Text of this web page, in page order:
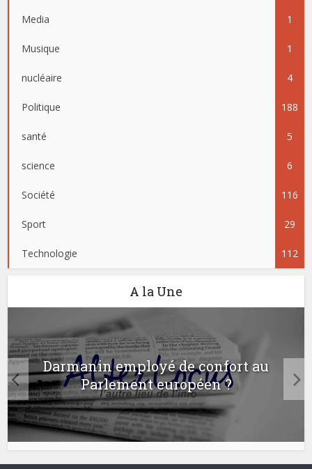
Media 1
Musique 1
nucléaire 4
Politique 188
santé 5
science 6
Société 116
Sport 29
Technologie 112
A la Une
Darmanin employé de confort au
Parlement européen ?